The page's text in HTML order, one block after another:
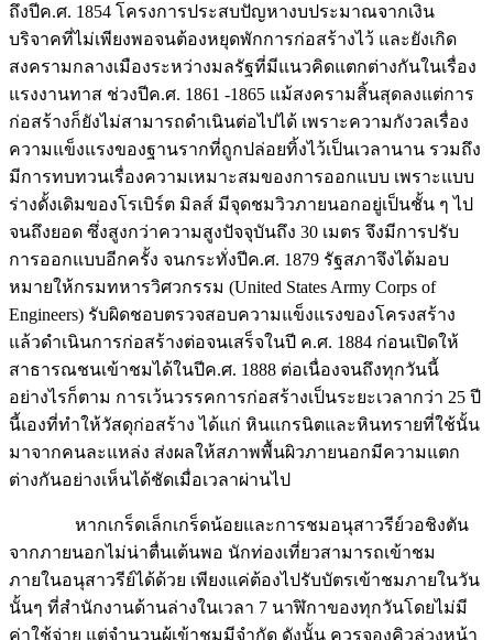
ถึงปีค.ศ. 1854 โครงการประสบปัญหางบประมาณจากเงิน
บริจาคที่ไม่เพียงพอจนต้องหยุดพักการก่อสร้างไว้ และยังเกิด
สงครามกลางเมืองระหว่างมลรัฐที่มีแนวคิดแตกต่างกันในเรื่อง
แรงงานทาส ช่วงปีค.ศ. 1861 -1865 แม้สงครามสิ้นสุดลงแต่การ
ก่อสร้างก็ยังไม่สามารถดำเนินต่อไปได้ เพราะความกังวลเรื่อง
ความแข็งแรงของฐานรากที่ถูกปล่อยทิ้งไว้เป็นเวลานาน รวมถึง
มีการทบทวนเรื่องความเหมาะสมของการออกแบบ เพราะแบบ
ร่างดั้งเดิมของโรเบิร์ต มิลส์ มีจุดชมวิวภายนอกอยู่เป็นชั้น ๆ ไป
จนถึงยอด ซึ่งสูงกว่าความสูงปัจจุบันถึง 30 เมตร จึงมีการปรับ
การออกแบบอีกครั้ง จนกระทั่งปีค.ศ. 1879 รัฐสภาจึงได้มอบ
หมายให้กรมทหารวิศวกรรม (United States Army Corps of
Engineers) รับผิดชอบตรวจสอบความแข็งแรงของโครงสร้าง
แล้วดำเนินการก่อสร้างต่อจนเสร็จในปี ค.ศ. 1884 ก่อนเปิดให้
สาธารณชนเข้าชมได้ในปีค.ศ. 1888 ต่อเนื่องจนถึงทุกวันนี้
อย่างไรก็ตาม การเว้นวรรคการก่อสร้างเป็นระยะเวลากว่า 25 ปี
นี้เองที่ทำให้วัสดุก่อสร้าง ได้แก่ หินแกรนิตและหินทรายที่ใช้นั้น
มาจากคนละแหล่ง ส่งผลให้สภาพพื้นผิวภายนอกมีความแตก
ต่างกันอย่างเห็นได้ชัดเมื่อเวลาผ่านไป
หากเกร็ดเล็กเกร็ดน้อยและการชมอนุสาวรีย์วอชิงตัน
จากภายนอกไม่น่าตื่นเต้นพอ นักท่องเที่ยวสามารถเข้าชม
ภายในอนุสาวรีย์ได้ด้วย เพียงแค่ต้องไปรับบัตรเข้าชมภายในวัน
นั้นๆ ที่สำนักงานด้านล่างในเวลา 7 นาฬิกาของทุกวันโดยไม่มี
ค่าใช้จ่าย แต่จำนวนผู้เข้าชมมีจำกัด ดังนั้น ควรจองคิวล่วงหน้า